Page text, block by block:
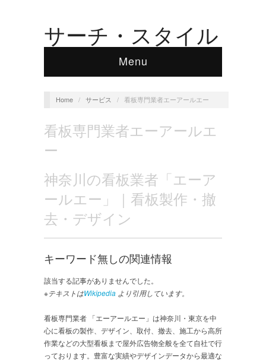
サーチ・スタイル
Menu
Home / サービス / 看板専門業者エーアールエー
看板専門業者エーアールエ
ー
神奈川の看板業者「エーア
ールエー」｜看板製作・撤
去・デザイン
キーワード無しの関連情報
該当する記事がありませんでした。
※テキストはWikipedia より引用しています。
看板専門業者 「エーアールエー」は神奈川・東京を中
心に看板の製作、デザイン、取付、撤去、施工から高所
作業などの大型看板まで屋外広告物全般を全て自社で行
っております。豊富な実績やデザインデータから最適な